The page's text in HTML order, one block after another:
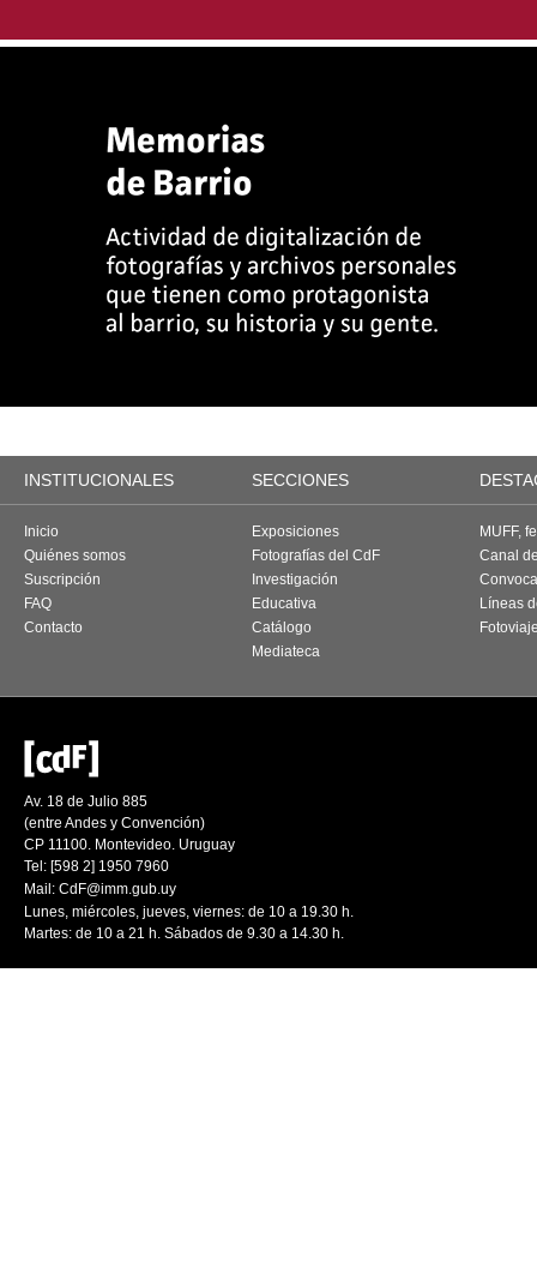
INSTITUCIONALES SECCIONES
Inicio
Quiénes somos
Suscripción
FAQ
Contacto
Exposiciones
Fotografías del CdF
Investigación
Educativa
Catálogo
Mediateca
MUFF,
Canal
Líneas
Av. 18 de Julio 885
(entre Andes y Convención)
CP 11100. Montevideo. Uruguay
Tel: [598 2] 1950 7960
Mail: CdF@imm.gub.uy
Lunes, miércoles, jueves, viernes: de 10 a 19.30 h.
Martes: de 10 a 21 h. Sábados de 9.30 a 14.30 h.